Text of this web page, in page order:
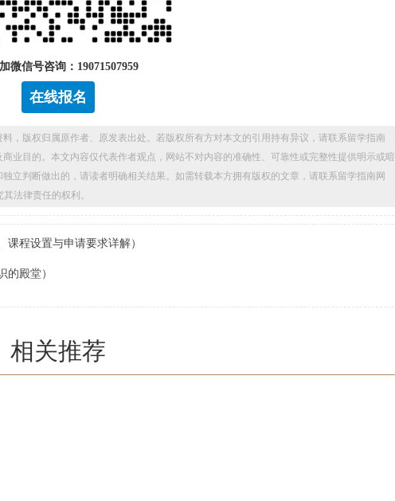
微信号咨询：19071507959
在线报名
，版权归属原作者、原发表出处。若版权所有方对本文的引用持有异议，请联系留学指南
业目的。本文内容仅代表作者观点，网站不对内容的准确性、可靠性或完整性提供明示或暗
立判断做出的，请读者明确相关结果。如需转载本方拥有版权的文章，请联系留学指南网
法律责任的权利。
课程设置与申请要求详解）
殿堂）
相关推荐